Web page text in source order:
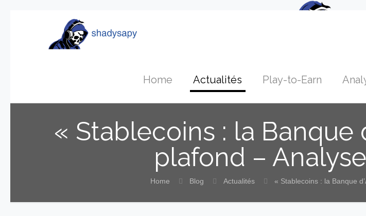
Home Actualités Play-to-Earn
« Stablecoins : la Banque
plafond –
Home Blog Actualités « Stablecoins : la Banque